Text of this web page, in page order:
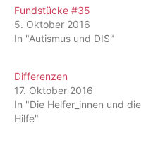
Fundstücke #35
5. Oktober 2016
In "Autismus und DIS"
Differenzen
17. Oktober 2016
In "Die Helfer_innen und die
Hilfe"